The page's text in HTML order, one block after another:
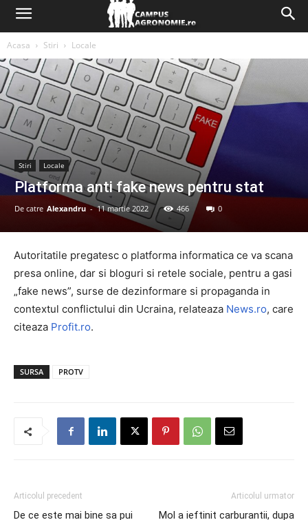
Acasa Stiri Locale
Stiri Locale
Platforma anti fake news pentru stat
De catre Alexandru - 11 martie 2022 466 0
Autoritatile pregatesc o platforma informatica ce va scana
presa online, dar si bloguri si retele sociale, pentru a gasi
„fake news”, surse de dezinformare si propaganda in
contextul conflictului din Ucraina, relateaza News.ro, care
citeaza Profit.ro.
SURSA PROTV
Articolul precedent
De ce este mai bine sa pui
Articolul urmator
Mol a ieftinit carburantii, dupa